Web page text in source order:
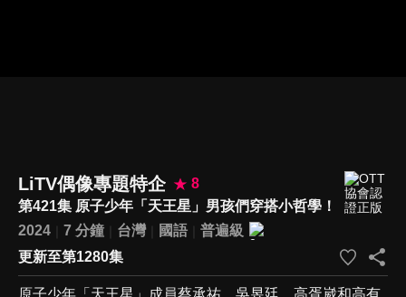
LiTV偶像專題特企
8
第421集 原子少年「天王星」男孩們穿搭小哲學！
2024
7 分鐘 台灣 國語
普遍級
更新至第1280集
原子少年「天王星」成員蔡承祐、吳昱廷、高胥崴和高有